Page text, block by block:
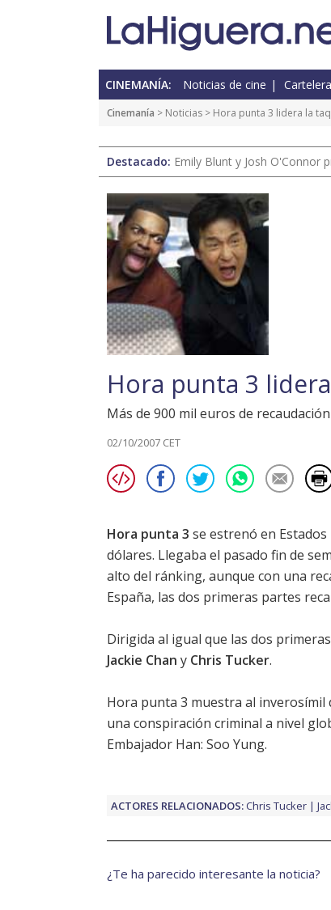
CINEMANÍA: Noticias de cine Cartelera
Cinemanía > Noticias > Hora punta 3 lidera la
Destacado: Emily Blunt y Josh O'Connor
Hora punta 3
Más de 900 mil euros de
02/10/2007 CET
Hora punta 3 se estrenó en
dólares. Llegaba el pasado fin de
alto del ránking, aunque con una
España, las dos primeras partes
Dirigida al igual que las dos
Jackie Chan y Chris Tucker.
Hora punta 3 muestra al inverosímil
una conspiración criminal a nivel
Embajador Han: Soo Yung.
ACTORES RELACIONADOS:Chris Tucker
¿Te ha parecido interesante la noticia?